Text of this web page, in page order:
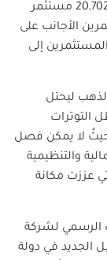
وخلال الربع الأول من عام 2026 انضم أكثر من 20,702 مستثمر
الأجانب على
إلى
ليحتل
التوترات
حيثُ لا يمكن فصل
والتنظيمية
عززت مكانة
الرسمي لشركة
الجديد في دولة